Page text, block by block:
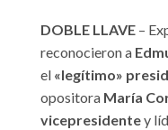
DOBLE LLAVE –
reconocieron a
el «legítimo»
opositora María
vicepresidentey